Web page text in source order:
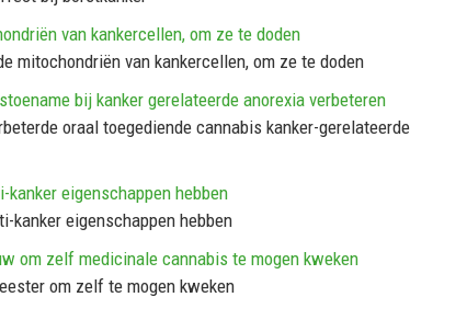
van kankercellen, om ze te doden
mitochondriën van kankercellen, om ze te doden
bij kanker gerelateerde anorexia verbeteren
oraal toegediende cannabis kanker-gerelateerde
eigenschappen hebben
kanker eigenschappen hebben
om zelf medicinale cannabis te mogen kweken
om zelf te mogen kweken